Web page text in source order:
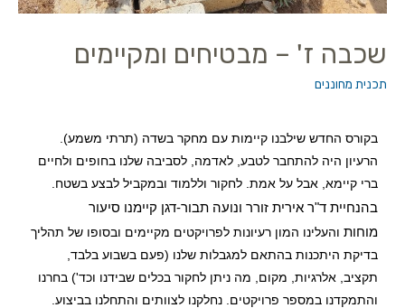
שכבה ז' – מבטיחים ומקיימים
תכנית מחוננים
בקורס החדש שילבנו קיימות עם מחקר בשדה (תרתי משמע).
הרעיון היה להתחבר לטבע, לאדמה, לסביבה שלנו בחופים ולחיים
ברי קיימא, אבל על אמת. לחקור וללמוד ובמקביל לבצע בשטח.
בהנחיית ד"ר אירית זורר ונועה תבור-דגן קיימנו סיעור
מוחות והעלינו המון רעיונות לפרויקטים מקיימים ובסופו של תהליך
בדיקת היתכנות בהתאם למגבלות שלנו (פעם בשבוע בלבד,
תקציב, אלרגיות, מקום, מה ניתן לחקור בכלים שבידנו וכד') בחרנו
והתמקדנו במספר פרויקטים. נחלקנו לצוותים והתחלנו בביצוע.